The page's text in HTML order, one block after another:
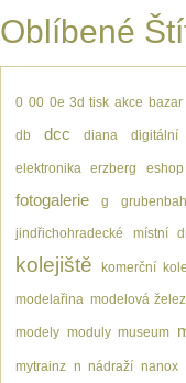
Oblíbené
0 00 0e 3d tisk akce bazar
db dcc diana digitální
elektronika erzberg eshop
fotogalerie g
jindřichohradecké místní
kolejiště komerční
modelařina modelová
modely moduly museum
mytrainz n nádraží nanox